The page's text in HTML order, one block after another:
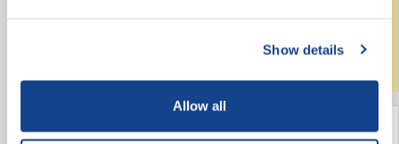
Show details
Allow all
Módní revolucionářka Kamila Boudová -